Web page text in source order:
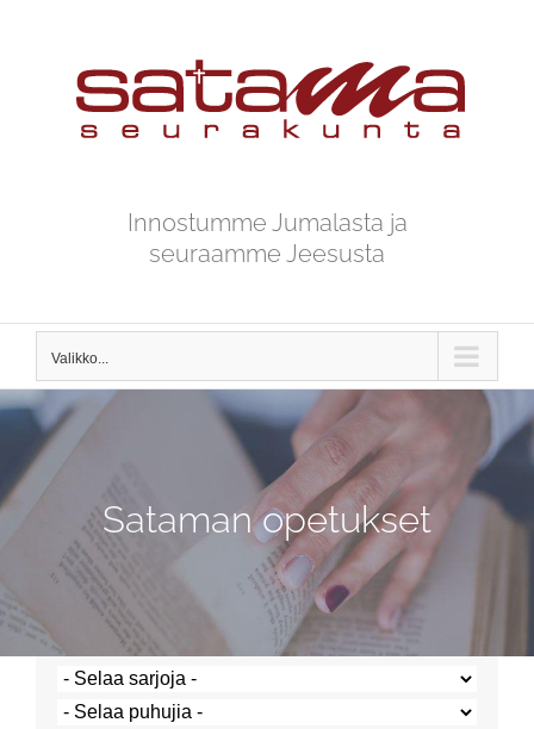
Innostumme Jumalasta ja
seuraamme Jeesusta
Valikko...
Sataman opetukset